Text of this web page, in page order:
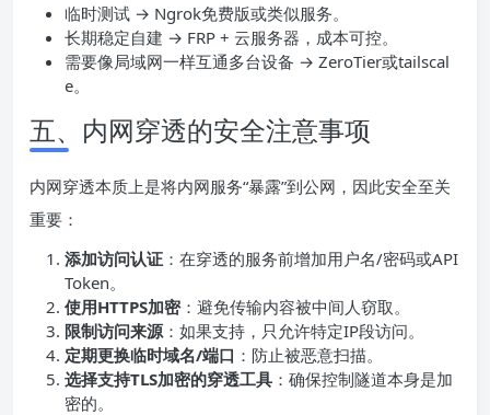
临时测试 → Ngrok免费版或类似服务。
长期稳定自建 → FRP + 云服务器，成本可控。
需要像局域网一样互通多台设备 → ZeroTier或tailscal
e。
五、内网穿透的安全注意事项
内网穿透本质上是将内网服务“暴露”到公网，因此安全至关
重要：
添加访问认证 ：在穿透的服务前增加用户名/密码或API
Token。
使用HTTPS加密：避免传输内容被中间人窃取。
限制访问来源 ：如果支持，只允许特定IP段访问。
定期更换临时域名/端口 ：防止被恶意扫描。
选择支持TLS加密的穿透工具 ：确保控制隧道本身是加
密的。